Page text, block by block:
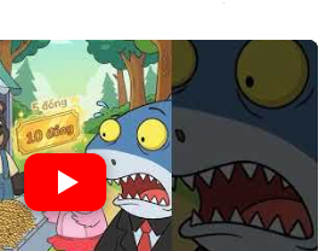
rõ chi phí đẩy giúp doanh nghiệp
cung ứng và kiểm soát lợi nhuận.